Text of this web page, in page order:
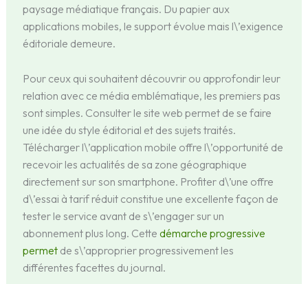
paysage médiatique français. Du papier aux
applications mobiles, le support évolue mais l\’exigence
éditoriale demeure.
Pour ceux qui souhaitent découvrir ou approfondir leur
relation avec ce média emblématique, les premiers pas
sont simples. Consulter le site web permet de se faire
une idée du style éditorial et des sujets traités.
Télécharger l\’application mobile offre l\’opportunité de
recevoir les actualités de sa zone géographique
directement sur son smartphone. Profiter d\’une offre
d\’essai à tarif réduit constitue une excellente façon de
tester le service avant de s\’engager sur un
abonnement plus long. Cette démarche progressive
permetde s\’approprier progressivement les
différentes facettes du journal.